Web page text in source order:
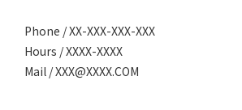
Phone / XX-XXX-XXX-XXX
Hours / XXXX-XXXX
Mail / XXX@XXXX.COM